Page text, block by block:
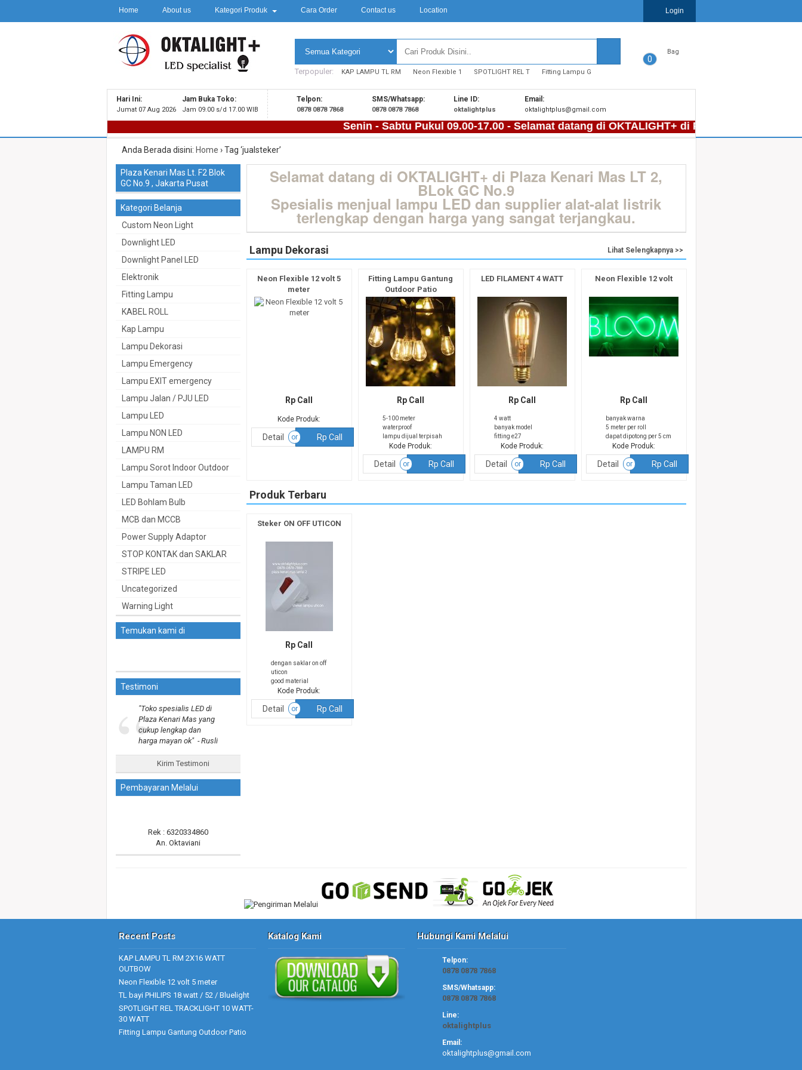
Home About us Kategori Produk Cara Order Contact us Location Login
Terpopuler: KAP LAMPU TL RM Neon Flexible 1 SPOTLIGHT REL T Fitting Lampu G
0
Bag
Hari Ini:
Jumat 07 Aug 2026
Jam Buka Toko:
Jam 09.00 s/d 17.00 WIB
Telpon:
0878 0878 7868
SMS/Whatsapp:
0878 0878 7868
Line ID:
oktalightplus
Email:
oktalightplus@gmail.com
Senin - Sabtu Pukul 09.00-17.00 - Selamat datang di OKTALIGHT+ di Plaza Kenari Mas LT
Anda Berada disini: Home › Tag ‘jualsteker’
Plaza Kenari Mas Lt. F2 Blok
GC No.9 , Jakarta Pusat
Kategori Belanja
Custom Neon Light
Downlight LED
Downlight Panel LED
Elektronik
Fitting Lampu
KABEL ROLL
Kap Lampu
Lampu Dekorasi
Lampu Emergency
Lampu EXIT emergency
Lampu Jalan / PJU LED
Lampu LED
Lampu NON LED
LAMPU RM
Lampu Sorot Indoor Outdoor
Lampu Taman LED
LED Bohlam Bulb
MCB dan MCCB
Power Supply Adaptor
STOP KONTAK dan SAKLAR
STRIPE LED
Uncategorized
Warning Light
Temukan kami di
Testimoni
“"Toko spesialis LED di
Plaza Kenari Mas yang
cukup lengkap dan
harga mayan ok"- Rusli
Kirim Testimoni
Pembayaran Melalui
Rek : 6320334860
An. Oktaviani
Selamat datang di OKTALIGHT+ di Plaza Kenari Mas LT 2,
BLok GC No.9
Spesialis menjual lampu LED dan supplier alat-alat listrik
terlengkap dengan harga yang sangat terjangkau.
Lampu Dekorasi Lihat Selengkapnya >>
Neon Flexible 12 volt 5
meter
Rp Call
Kode Produk:
Detail or Rp Call
Fitting Lampu Gantung
Outdoor Patio
Rp Call
5-100 meter
waterproof
lampu dijual terpisah
Kode Produk:
Detail or Rp Call
LED FILAMENT 4 WATT
Rp Call
4 watt
banyak model
fitting e27
Kode Produk:
Detail or Rp Call
Neon Flexible 12 volt
Rp Call
banyak warna
5 meter per roll
dapat dipotong per 5 cm
Kode Produk:
Detail or Rp Call
Produk Terbaru
Steker ON OFF UTICON
Rp Call
dengan saklar on off
uticon
good material
Kode Produk:
Detail or Rp Call
Recent Posts
KAP LAMPU TL RM 2X16 WATT
OUTBOW
Neon Flexible 12 volt 5 meter
TL bayi PHILIPS 18 watt / 52 / Bluelight
SPOTLIGHT REL TRACKLIGHT 10 WATT-
30 WATT
Fitting Lampu Gantung Outdoor Patio
Katalog Kami Hubungi Kami Melalui
Telpon:
0878 0878 7868
SMS/Whatsapp:
0878 0878 7868
Line:
oktalightplus
Email:
oktalightplus@gmail.com